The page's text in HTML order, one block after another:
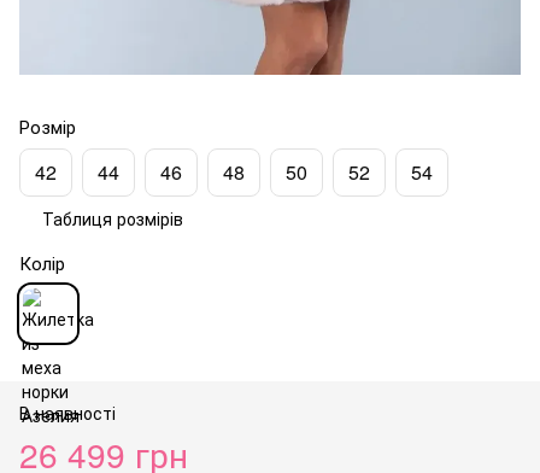
Розмір
42 44 46 48 50 52 54
Таблиця розмірів
Колір
В наявності
26 499 грн